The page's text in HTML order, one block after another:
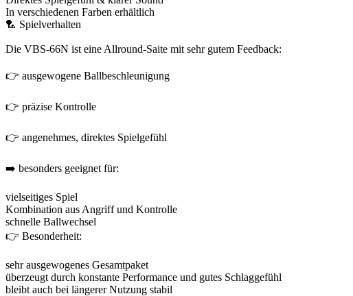
In verschiedenen Farben erhältlich
🏸 Spielverhalten
Die VBS-66N ist eine Allround-Saite mit sehr gutem Feedback:
👉 ausgewogene Ballbeschleunigung
👉 präzise Kontrolle
👉 angenehmes, direktes Spielgefühl
➡️ besonders geeignet für:
vielseitiges Spiel
Kombination aus Angriff und Kontrolle
schnelle Ballwechsel
👉 Besonderheit:
sehr ausgewogenes Gesamtpaket
überzeugt durch konstante Performance und gutes Schlaggefühl
bleibt auch bei längerer Nutzung stabil